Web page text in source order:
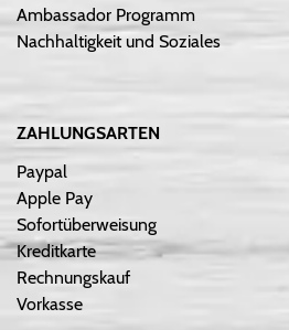
Ambassador Programm
Nachhaltigkeit und Soziales
ZAHLUNGSARTEN
Paypal
Apple Pay
Sofortüberweisung
Kreditkarte
Rechnungskauf
Vorkasse